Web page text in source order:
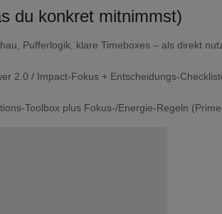
du konkret mitnimmst)
Pufferlogik, klare Timeboxes – als direkt
2.0 / Impact-Fokus + Entscheidungs-
Toolbox plus Fokus-/Energie-Regeln